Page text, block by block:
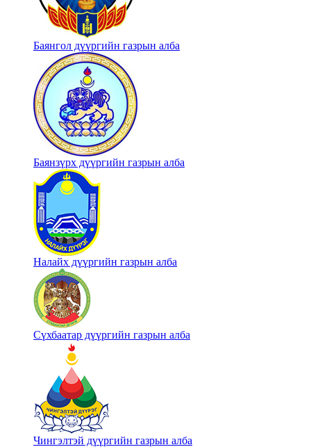
Баянгол дүүргийн газрын алба
Баянзүрх дүүргийн газрын алба
Налайх дүүргийн газрын алба
Сүхбаатар дүүргийн газрын алба
Чингэлтэй дүүргийн газрын алба